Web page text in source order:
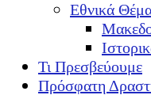
Εθνικά
Τι Πρεσβεύουμε
Πρόσφατη